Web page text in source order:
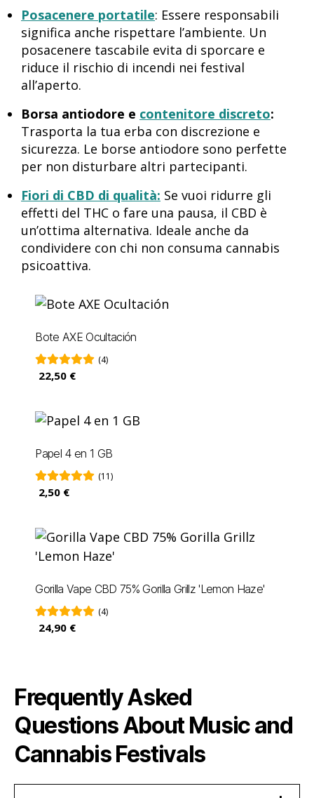
Posacenere portatile: Essere responsabili
significa anche rispettare l’ambiente. Un
posacenere tascabile evita di sporcare e
riduce il rischio di incendi nei festival
all’aperto.
Borsa antiodore e contenitore discreto:
Trasporta la tua erba con discrezione e
sicurezza. Le borse antiodore sono perfette
per non disturbare altri partecipanti.
Fiori di CBD di qualità: Se vuoi ridurre gli
effetti del THC o fare una pausa, il CBD è
un’ottima alternativa. Ideale anche da
condividere con chi non consuma cannabis
psicoattiva.
Bote AXE Ocultación
(4)
22,50 €
Papel 4 en 1 GB
(11)
2,50 €
Gorilla Vape CBD 75% Gorilla Grillz 'Lemon Haze'
(4)
24,90 €
Frequently Asked
Questions About Music and
Cannabis Festivals